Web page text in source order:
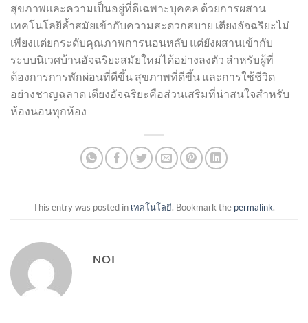
สุขภาพและความเป็นอยู่ที่ดีเฉพาะบุคคล ด้วยการผสาน
เทคโนโลยีล้ำสมัยเข้ากับความสะดวกสบาย เตียงอัจฉริยะไม่
เพียงแต่ยกระดับคุณภาพการนอนหลับ แต่ยังผสานเข้ากับ
ระบบนิเวศบ้านอัจฉริยะสมัยใหม่ได้อย่างลงตัว สำหรับผู้ที่
ต้องการการพักผ่อนที่ดีขึ้น สุขภาพที่ดีขึ้น และการใช้ชีวิต
อย่างชาญฉลาด เตียงอัจฉริยะคือส่วนเสริมที่น่าสนใจสำหรับ
ห้องนอนทุกห้อง
This entry was posted in เทคโนโลยี. Bookmark the permalink.
NOI